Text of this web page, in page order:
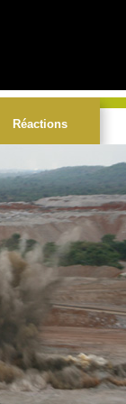
Réactions